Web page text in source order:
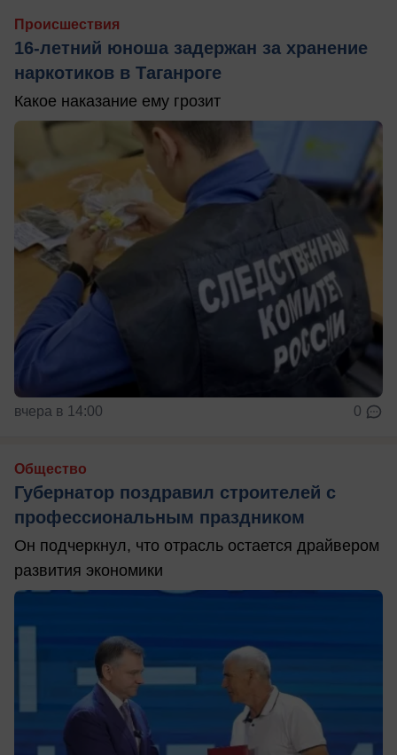
Происшествия
16-летний юноша задержан за хранение
наркотиков в Таганроге
Какое наказание ему грозит
вчера в 14:00 0
Общество
Губернатор поздравил строителей с
профессиональным праздником
Он подчеркнул, что отрасль остается драйвером
развития экономики